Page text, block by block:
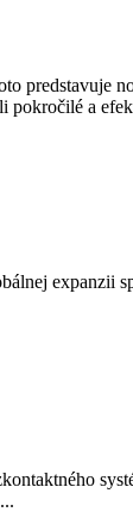
predstavuje
pokročilé a
expanzii